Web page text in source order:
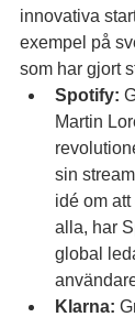
innovativa
exempel på
som har gjort
Spotify:
Martin
sin
idé om
alla, har
global
Klarna: